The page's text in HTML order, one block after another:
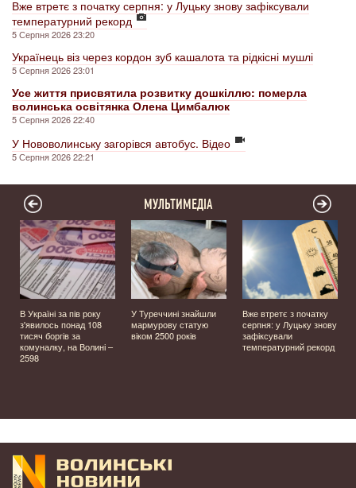
Вже втретє з початку серпня: у Луцьку знову зафіксували
температурний рекорд
5 Серпня 2026 23:20
Українець віз через кордон зуб кашалота та рідкісні мушлі
5 Серпня 2026 23:01
Усе життя присвятила розвитку дошкіллю: померла
волинська освітянка Олена Цимбалюк
5 Серпня 2026 22:40
У Нововолинську загорівся автобус. Відео
5 Серпня 2026 22:21
МУЛЬТИМЕДІА
В Україні за пів року
з'явилось понад 108
тисяч боргів за
комуналку, на Волині –
2598
У Туреччині знайшли
мармурову статую
віком 2500 років
Вже втретє з початку
серпня: у Луцьку знову
зафіксували
температурний рекорд